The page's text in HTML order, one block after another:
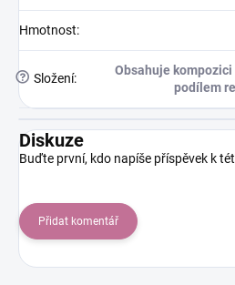
Hmotnost:
? Složení:
Obsahuje
podílem
Diskuze
Buďte první, kdo napíše příspěvek k
Přidat komentář